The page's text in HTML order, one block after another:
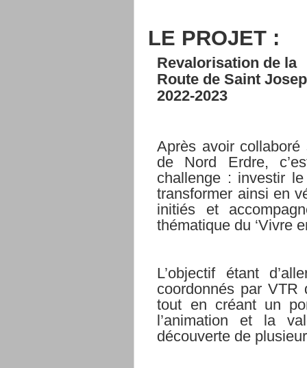
LE PROJET :
Revalorisation de la
Route de Saint
2022-2023
Après avoir
de Nord Erdre,
challenge : investir
transformer ainsi en
initiés et
thématique du ‘Vivre
L’objectif étant
coordonnés par VTR
tout en créant un
l’animation et la
découverte de